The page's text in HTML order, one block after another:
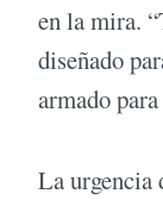
en la mira.
diseñado
armado
La urgencia